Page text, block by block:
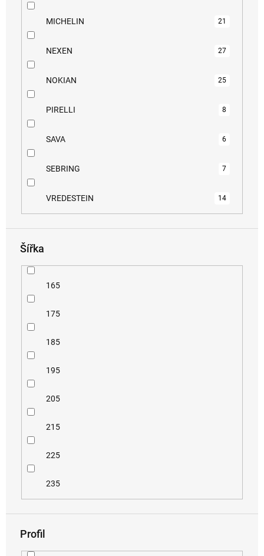
MICHELIN 21
NEXEN 27
NOKIAN 25
PIRELLI 8
SAVA 6
SEBRING 7
VREDESTEIN 14
Šířka
165
175
185
195
205
215
225
235
Profil